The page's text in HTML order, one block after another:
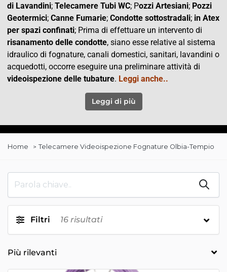
di Lavandini; Telecamere Tubi WC; Pozzi Artesiani; Pozzi
Geotermici; Canne Fumarie; Condotte sottostradali; in Atex
per spazi confinati; Prima di effettuare un intervento di
risanamento delle condotte, siano esse relative al sistema
idraulico di fognature, canali domestici, sanitari, lavandini o
acquedotti, occorre eseguire una preliminare attività di
videoispezione delle tubature. Leggi anche..
Leggi di più
Home Telecamere Videoispezione Fognature Olbia-Tempio
Filtri 16 risultati